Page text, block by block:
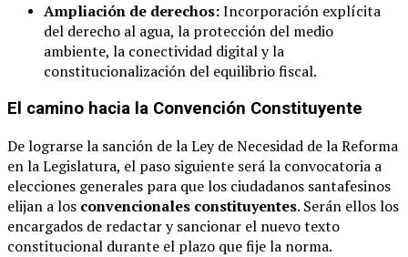
Ampliación de derechos:Incorporación explícita
del derecho al agua, la protección del medio
ambiente, la conectividad digital y la
constitucionalización del equilibrio fiscal.
El camino hacia la Convención Constituyente
De lograrse la sanción de la Ley de Necesidad de la Reforma
en la Legislatura, el paso siguiente será la convocatoria a
elecciones generales para que los ciudadanos santafesinos
elijan a los convencionales constituyentes. Serán ellos los
encargados de redactar y sancionar el nuevo texto
constitucional durante el plazo que fije la norma.